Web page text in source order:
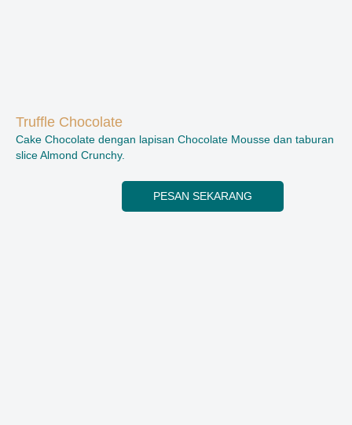
Truffle Chocolate
Cake Chocolate dengan lapisan Chocolate Mousse dan taburan
slice Almond Crunchy.
PESAN SEKARANG